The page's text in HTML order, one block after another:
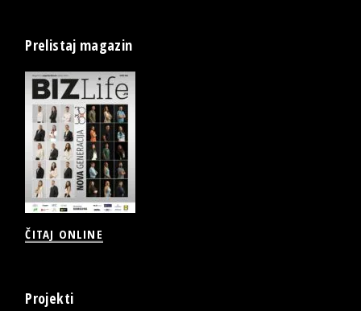
Prelistaj magazin
ČITAJ ONLINE
Projekti